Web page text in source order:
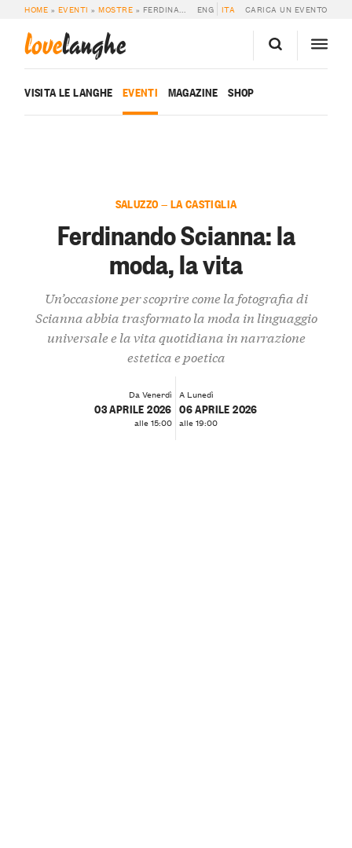
HOME » EVENTI »MOSTRE » FERDINANDO SCIANNA: LA MODA, LA VITA ENG ITA CARICA UN EVENTO
lovelanghe
VISITA LE LANGHE EVENTI MAGAZINE SHOP
SALUZZO — LA CASTIGLIA
Ferdinando Scianna: la
moda, la vita
Un’occasione per scoprire come la fotografia di
Scianna abbia trasformato la moda in linguaggio
universale e la vita quotidiana in narrazione
estetica e poetica
Da Venerdì
03 APRILE 2026
alle 15:00
A Lunedì
06 APRILE 2026
alle 19:00